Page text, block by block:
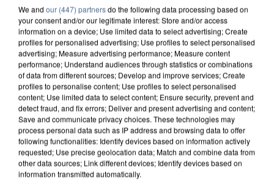
We and our (447) partnersdo the following data processing based on
your consent and/or our legitimate interest: Store and/or access
information on a device; Use limited data to select advertising; Create
profiles for personalised advertising; Use profiles to select personalised
advertising; Measure advertising performance; Measure content
performance; Understand audiences through statistics or combinations
of data from different sources; Develop and improve services; Create
profiles to personalise content; Use profiles to select personalised
content; Use limited data to select content; Ensure security, prevent and
detect fraud, and fix errors; Deliver and present advertising and content;
Save and communicate privacy choices. These technologies may
process personal data such as IP address and browsing data to offer
following functionalities: Identify devices based on information actively
requested; Use precise geolocation data; Match and combine data from
other data sources; Link different devices; Identify devices based on
information transmitted automatically.